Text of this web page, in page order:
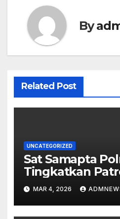
By
Related Post
UNCATEGORIZED
Sat Samapta
Tingkatkan
Perbelanjaan
MAR 4, 2026